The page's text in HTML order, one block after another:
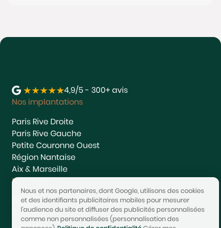
4,9/5 - 300+ avis
Nos implantations
Paris Rive Droite
Paris Rive Gauche
Petite Couronne Ouest
Région Nantaise
Aix & Marseille
Nos services
Estimer
Vendre
Acheter
Nous et nos partenaires, dont Google, utilisons des cookies
et des identifiants publicitaires mobiles pour mesurer
l'audience du site et diffuser des publicités personnalisées
comme non personnalisées (personnalisation des